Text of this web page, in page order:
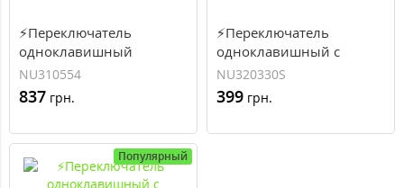
⚡Переключатель
одноклавишный
перекрестный сх.7 10А 1
модуль Unica New
антрацит (NU310554)
NU310554
837 грн.
⚡Переключатель
одноклавишный с
нейтралью 10А 2 модуля
Unica New алюминий
(NU320330S)
NU320330S
399 грн.
Популярный